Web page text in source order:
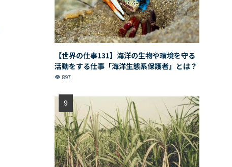
【世界の仕事131】海洋の生物や環境を守る
活動をする仕事「海洋生態系保護者」とは？
897